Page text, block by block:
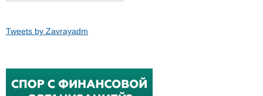
Tweets by Zavrayadm